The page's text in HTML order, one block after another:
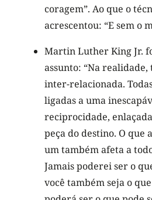
coragem”. Ao que o
acrescentou: “E sem o
Martin Luther King Jr.
assunto: “Na realidade,
inter-relacionada.
ligadas a uma
reciprocidade,
peça do destino. O que
um também afeta a
Jamais poderei ser o
você também seja o